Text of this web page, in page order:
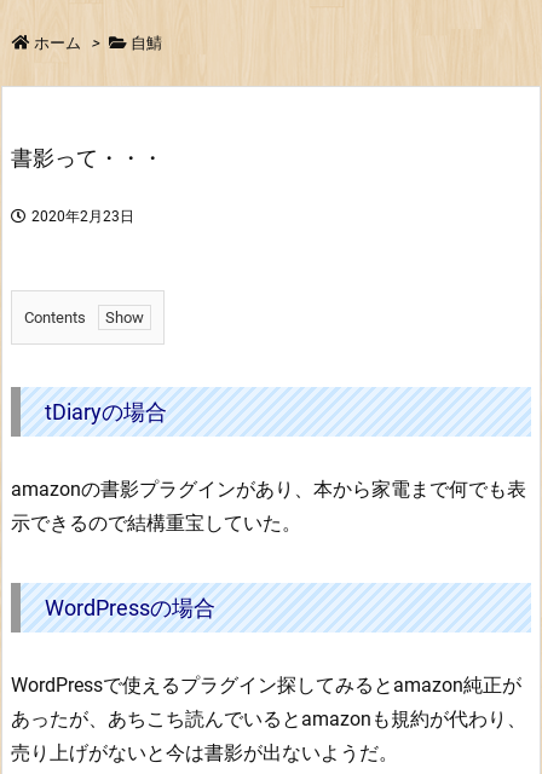
ホーム > 自鯖
書影って・・・
2020年2月23日
Contents
1.
D
i
r
y
場
合
W
tDiaryの場合
amazonの書影プラグインがあり、本から家電まで何でも表
示できるので結構重宝していた。
WordPressの場合
WordPressで使えるプラグイン探してみるとamazon純正が
あったが、あちこち読んでいるとamazonも規約が代わり、
売り上げがないと今は書影が出ないようだ。